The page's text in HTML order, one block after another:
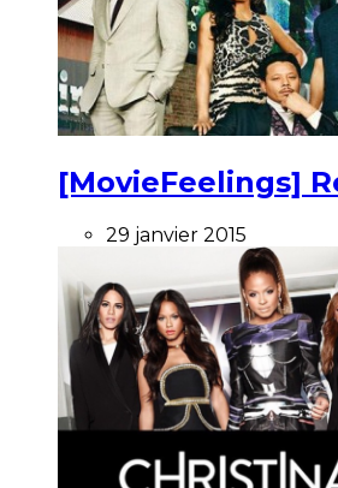
[MovieFeelings]
29 janvier 2015